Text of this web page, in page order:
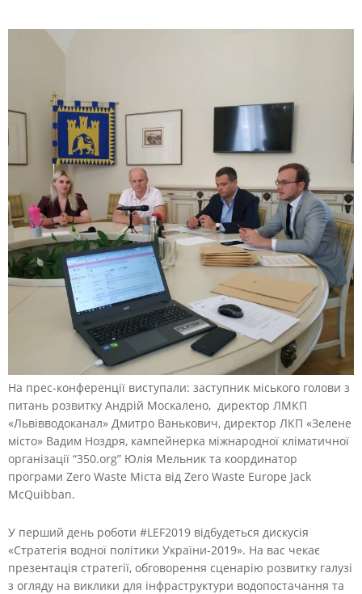
На прес-конференції виступали: заступник міського голови з
питань розвитку Андрій Москалено, директор ЛМКП
«Львівводоканал» Дмитро Ванькович, директор ЛКП «Зелене
місто» Вадим Ноздря, кампейнерка міжнародної кліматичної
організації “350.org” Юлія Мельник та координатор
програми Zero Waste Міста від Zero Waste Europe Jack
McQuibban.
У перший день роботи #LEF2019 відбудеться дискусія
«Стратегія водної політики України-2019». На вас чекає
презентація стратегії, обговорення сценарію розвитку галузі
з огляду на виклики для інфраструктури водопостачання та